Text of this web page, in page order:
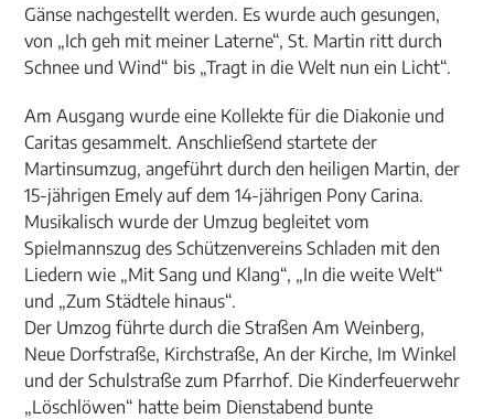
Gänse nachgestellt werden. Es wurde auch gesungen,
von „Ich geh mit meiner Laterne“, St. Martin ritt durch
Schnee und Wind“ bis „Tragt in die Welt nun ein Licht“.
Am Ausgang wurde eine Kollekte für die Diakonie und
Caritas gesammelt. Anschließend startete der
Martinsumzug, angeführt durch den heiligen Martin, der
15-jährigen Emely auf dem 14-jährigen Pony Carina.
Musikalisch wurde der Umzug begleitet vom
Spielmannszug des Schützenvereins Schladen mit den
Liedern wie „Mit Sang und Klang“, „In die weite Welt“
und „Zum Städtele hinaus“.
Der Umzog führte durch die Straßen Am Weinberg,
Neue Dorfstraße, Kirchstraße, An der Kirche, Im Winkel
und der Schulstraße zum Pfarrhof. Die Kinderfeuerwehr
„Löschlöwen“ hatte beim Dienstabend bunte